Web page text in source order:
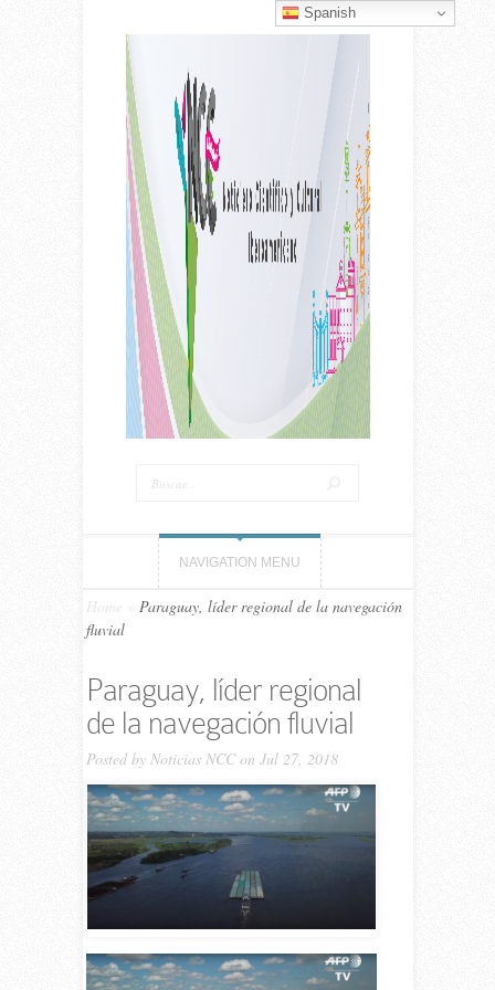
NAVIGATION MENU
Home
Paraguay, líder regional de la navegación
fluvial
Paraguay, líder regional
de la navegación fluvial
Posted by Noticias NCCon Jul 27, 2018
Spanish